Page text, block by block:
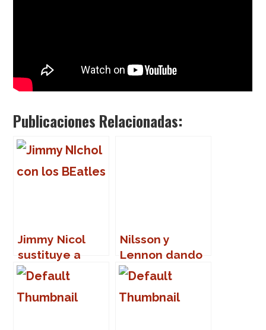
Publicaciones Relacionadas:
Jimmy Nicol
sustituye a
Ringo Starr
Nilsson y
Lennon dando
la nota